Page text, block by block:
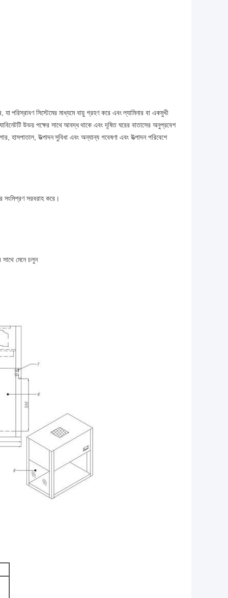
যাপরিস্রাবণ সিস্টেমের মাধ্যমে বায়ু গ্রহণ করে এবংল্যামিনার বা একমুখী
উভয় পক্ষের সাথেআবদ্ধথাকে এবং দূষিত ঘরের বাতাসের অনুপ্রবেশ
হাসপাতাল, উত্পাদনসুবিধা এবং অন্যান্য গবেষণা এবং উত্পাদন পরিবেশে
সংমিশ্রণ সরবরাহ করে।
মেনে চলুন